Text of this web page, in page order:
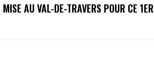
MISE AU VAL-DE-TRAVERS POUR CE 1ER